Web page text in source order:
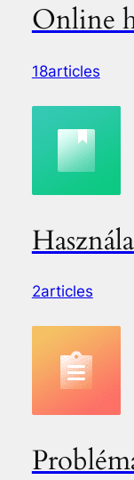
Online
18articles
2articles